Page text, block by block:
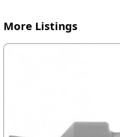
More Listings